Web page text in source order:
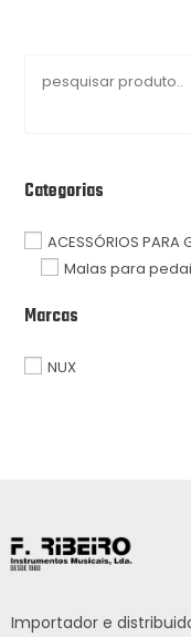
Categorias
ACESSÓRIOS PARA
Malas para
Marcas
NUX
Importador e